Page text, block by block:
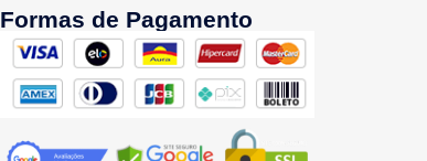
Formas de Pagamento